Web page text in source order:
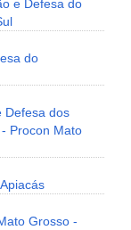
e Defesa do
do
Defesa dos
Procon Mato
Grosso -